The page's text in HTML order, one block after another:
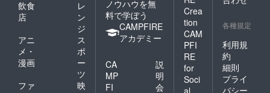
飲食
店
レ
ン
ジ
アニ
メ・
漫画
ス
ポ
ー
ツ
ファ
映
ノウハウを無
料で学ぼう
CAMPFIRE
アカデミー
CA
MP
FI
説
明
会
Crea
tion
CAM
PFI
RE
for
Soci
各種規定
利用規
約
細則
プライ
バシー